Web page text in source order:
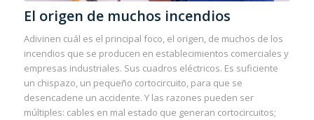
El origen de muchos incendios
Adivinen cuál es el principal foco, el origen, de muchos de los
incendios que se producen en establecimientos comerciales y
empresas industriales. Sus cuadros eléctricos. Es suficiente
un chispazo, un pequeño cortocircuito, para que se
desencadene un accidente. Y las razones pueden ser
múltiples: cables en mal estado que generan cortocircuitos;